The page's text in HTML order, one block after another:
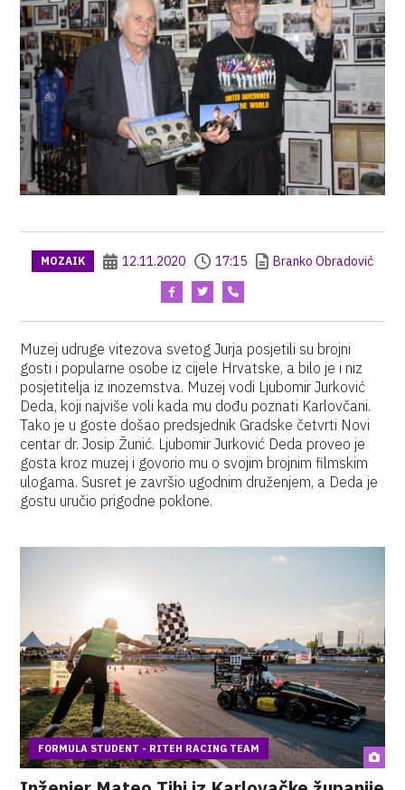
MOZAIK 12.11.2020 17:15 Branko Obradović
Muzej udruge vitezova svetog Jurja posjetili su brojni
gosti i popularne osobe iz cijele Hrvatske, a bilo je i niz
posjetitelja iz inozemstva. Muzej vodi Ljubomir Jurković
Deda, koji najviše voli kada mu dođu poznati Karlovčani.
Tako je u goste došao predsjednik Gradske četvrti Novi
centar dr. Josip Žunić. Ljubomir Jurković Deda proveo je
gosta kroz muzej i govorio mu o svojim brojnim filmskim
ulogama. Susret je završio ugodnim druženjem, a Deda je
gostu uručio prigodne poklone.
FORMULA STUDENT - RITEH RACING TEAM